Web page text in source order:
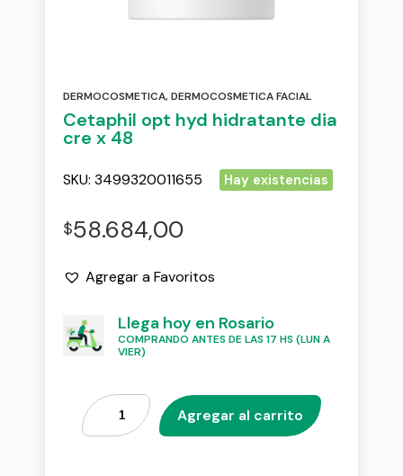
DERMOCOSMETICA,DERMOCOSMETICA FACIAL
Cetaphil opt hyd hidratante dia
cre x 48
SKU: 3499320011655 Hay existencias
$58.684,00
Agregar a Favoritos
Llega hoy en Rosario
COMPRANDO ANTES DE LAS 17 HS (LUN A
VIER)
Agregar al carrito